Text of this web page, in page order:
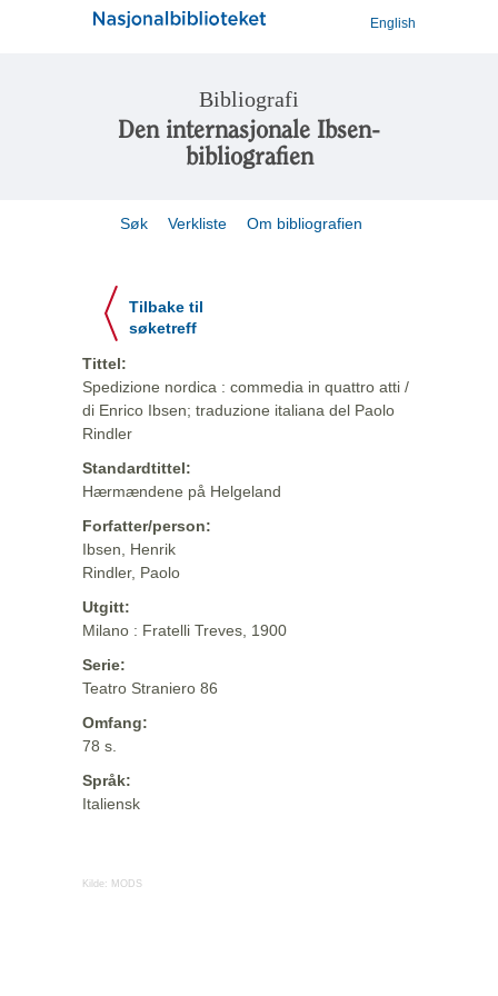
English
Bibliografi
Den internasjonale Ibsen-
bibliografien
Søk Verkliste Om bibliografien
Tilbake til
søketreff
Tittel:
Spedizione nordica : commedia in quattro atti /
di Enrico Ibsen; traduzione italiana del Paolo
Rindler
Standardtittel:
Hærmændene på Helgeland
Forfatter/person:
Ibsen, Henrik
Rindler, Paolo
Utgitt:
Milano : Fratelli Treves, 1900
Serie:
Teatro Straniero 86
Omfang:
78 s.
Språk:
Italiensk
Kilde: MODS